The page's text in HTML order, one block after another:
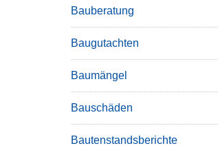
Bauberatung
Baugutachten
Baumängel
Bauschäden
Bautenstandsberichte